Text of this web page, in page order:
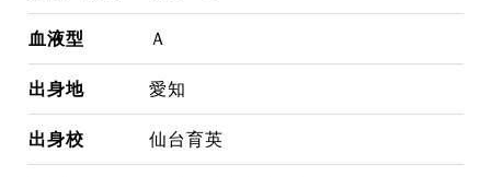
血液型 Ａ
出身地 愛知
出身校 仙台育英